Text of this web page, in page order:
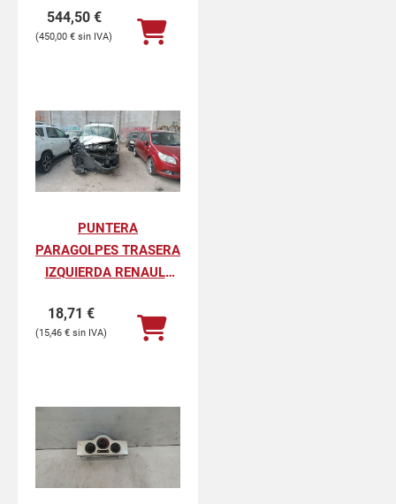
544,50 €
450,00 €
PUNTERA
PARAGOLPES TRASERA
IZQUIERDA RENAULT
PROFESIONAL
18,71 €
15,46 €